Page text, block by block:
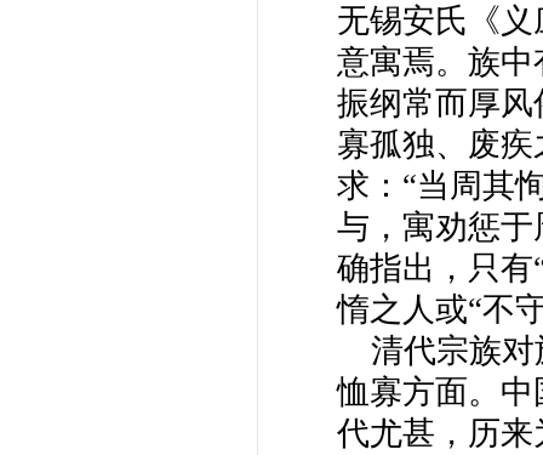
无锡安氏《
意寓焉。族
振纲常而厚
寡孤独、废
求：“当周其
与，寓劝惩
确指出，只有
惰之人或“不
清代宗族
恤寡方面。
代尤甚，历来